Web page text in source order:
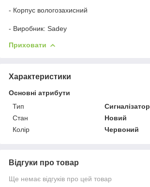
- Корпус вологозахисний
- Виробник: Sadey
Приховати
Характеристики
Основні атрибути
Тип
Сигналізатор
Стан
Новий
Колір
Червоний
Відгуки про товар
Ще немає відгуків про цей товар